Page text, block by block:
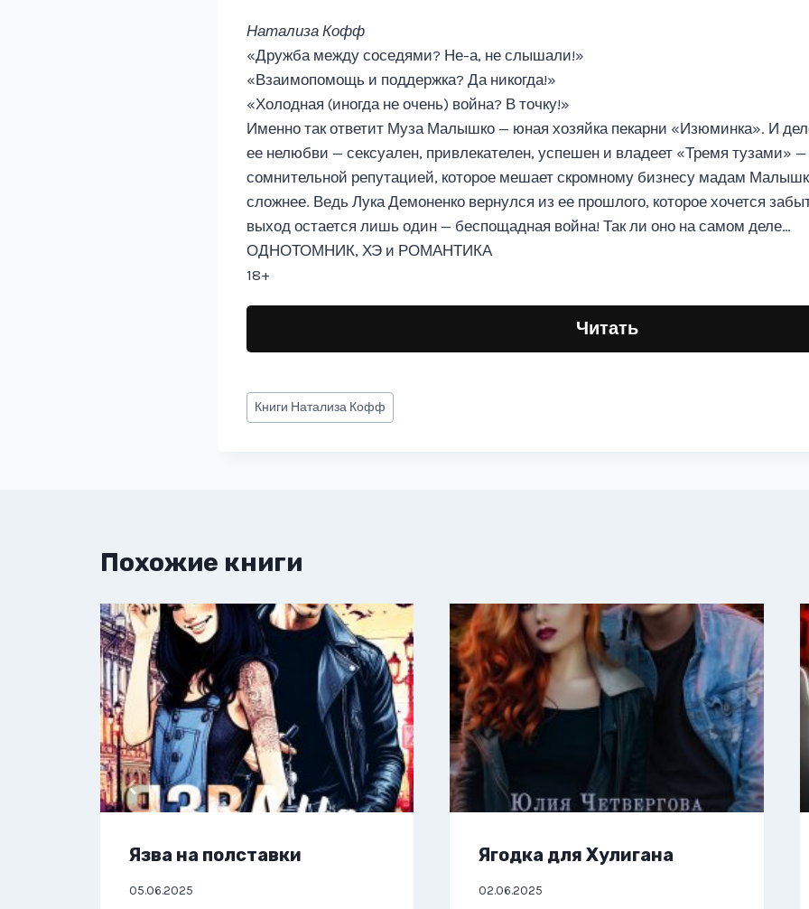
Натализа Кофф
«Дружба между соседями? Не-а, не слышали!»
«Взаимопомощь и поддержка? Да никогда!»
«Холодная (иногда не очень) война? В точку!»
Именно так ответит Муза Малышко — юная хозяйка пекарни «Изюминка». И
ее нелюбви — сексуален, привлекателен, успешен и владеет «Тремя тузами»
сомнительной репутацией, которое мешает скромному бизнесу мадам
сложнее. Ведь Лука Демоненко вернулся из ее прошлого, которое хочется
выход остается лишь один — беспощадная война! Так ли оно на самом деле…
ОДНОТОМНИК, ХЭ и РОМАНТИКА
18+
Читать
Метки
записи:
Книги Натализа Кофф
Похожие книги
Язва на полставки
05.06.2025
Ягодка для Хулигана
02.06.2025